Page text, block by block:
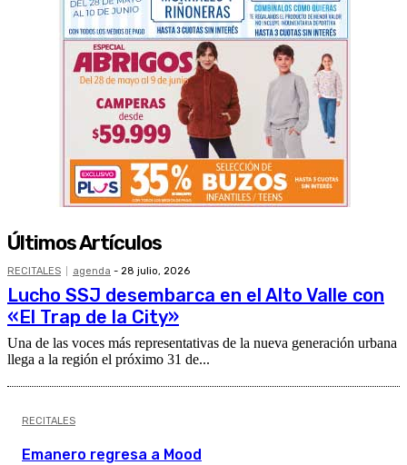
Últimos Artículos
RECITALES agenda - 28 julio, 2026
Lucho SSJ desembarca en el Alto Valle con
«El Trap de la City»
Una de las voces más representativas de la nueva generación urbana
llega a la región el próximo 31 de...
RECITALES
Emanero regresa a Mood